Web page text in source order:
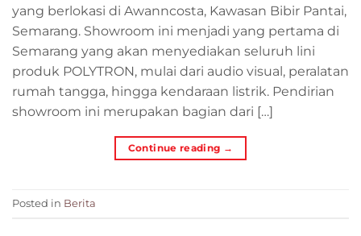
yang berlokasi di Awanncosta, Kawasan Bibir Pantai,
Semarang. Showroom ini menjadi yang pertama di
Semarang yang akan menyediakan seluruh lini
produk POLYTRON, mulai dari audio visual, peralatan
rumah tangga, hingga kendaraan listrik. Pendirian
showroom ini merupakan bagian dari […]
Continue reading →
Posted in Berita